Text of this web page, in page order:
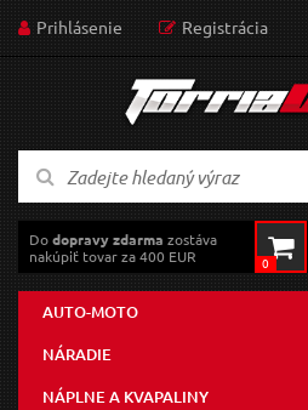
Prihlásenie Registrácia
Dodopravy zdarma zostáva
nakúpiť tovar za 400 EUR
0
AUTO-MOTO
NÁRADIE
NÁPLNE A KVAPALINY